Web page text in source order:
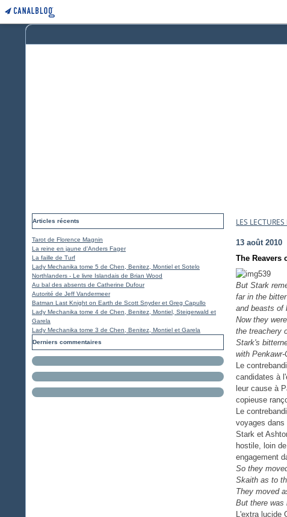
Articles récents
Tarot de Florence Magnin
La reine en jaune d'Anders Fager
La faille de Turf
Lady Mechanika tome 5 de Chen, Benitez, Montiel et Sotelo
Northlanders - Le livre Islandais de Brian Wood
Au bal des absents de Catherine Dufour
Autorité de Jeff Vandermeer
Batman Last Knight on Earth de Scott Snyder et Greg Capullo
Lady Mechanika tome 4 de Chen, Benitez, Montiel, Steigerwald et
Garela
Lady Mechanika tome 3 de Chen, Benitez, Montiel et Garela
Derniers commentaires
LES
13 août 2010
The Reavers
But Stark
far in the
and beasts of
Now they
the treachery
Stark's
with Penkawr-
Le
candidates à
leur cause à
copieuse
Le
voyages dans
Stark et
hostile, loin
engagement
So they
Skaith as to
They moved
But there was
L'extra lucide